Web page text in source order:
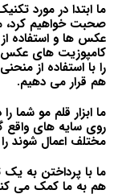
صحبت خواهیم کرد،
عکس ها و استفاده
کامپوزیت های
را با استفاده از
هم قرار می دهیم.
ما ابزار قلم مو شما
روی سایه های واقع
مختلف اعمال شوند را
ما با پرداختن به
هم به ما کمک می کند